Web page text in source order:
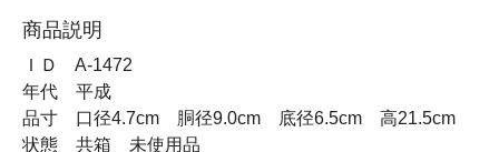
商品説明
ＩＤ A-1472
年代 平成
品寸 口径4.7cm 胴径9.0cm 底径6.5cm 高21.5cm
状態 共箱 未使用品